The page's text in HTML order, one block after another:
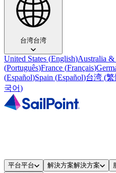
台湾台湾
United States (English)Australia &
(Português)France (Français)
(Español)Spain (Español)台湾 (繁
국어)
平台平台 解決方案解決方案